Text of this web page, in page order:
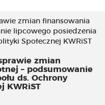
zmian
– podsumowanie
ds. Ochrony
KWRiST